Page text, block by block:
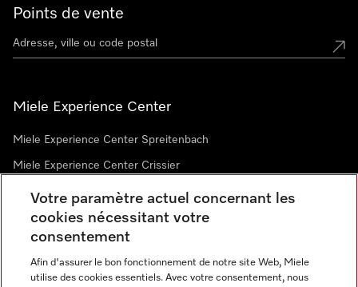
Points de vente
Miele Experience Center
Miele Experience Center Spreitenbach
Miele Experience Center Crissier
Newsletter
Votre paramètre actuel concernant les
cookies nécessitant votre
consentement
Afin d'assurer le bon fonctionnement de notre site Web, Miele
utilise des cookies essentiels. Avec votre consentement, nous